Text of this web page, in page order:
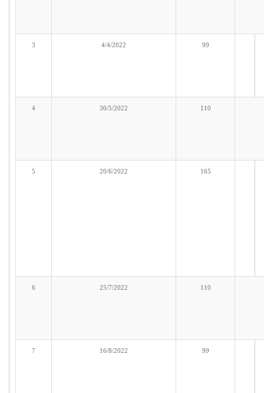
3 4/4/2022 99
4 30/5/2022 110
5 20/6/2022 165
6 25/7/2022 110
7 16/8/2022 99